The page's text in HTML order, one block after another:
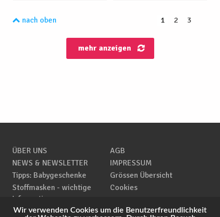
nach oben 1 2 3
mehr anzeigen
ÜBER UNS
AGB
NEWS & NEWSLETTER
IMPRESSUM
Tipps: Babygeschenke
Grössen Übersicht
Stoffmasken - wichtige
Informationen
Cookies
Zero Waste
Wir verwenden Cookies um die Benutzerfreundlichkeit